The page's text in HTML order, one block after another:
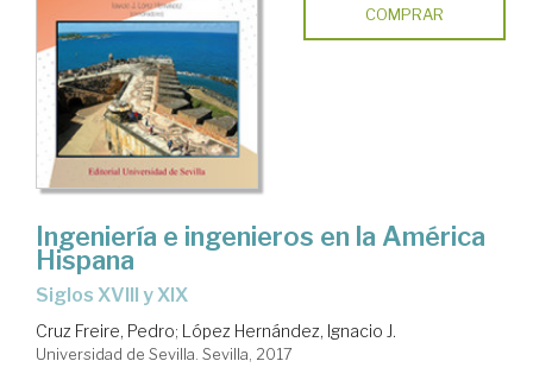
COMPRAR
Ingeniería e ingenieros en la América
Hispana
siglos XVIII y XIX
Cruz Freire, Pedro; López Hernández, Ignacio J.
Universidad de Sevilla. Sevilla, 2017